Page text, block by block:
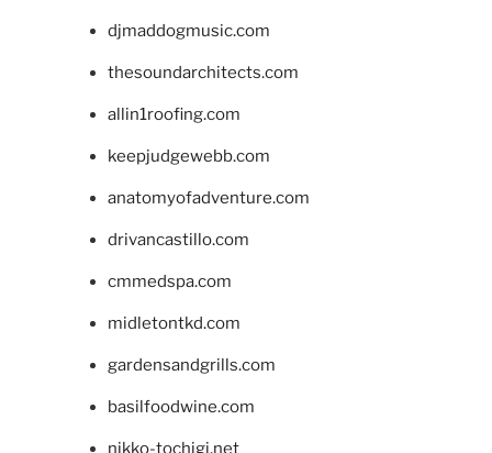
djmaddogmusic.com
thesoundarchitects.com
allin1roofing.com
keepjudgewebb.com
anatomyofadventure.com
drivancastillo.com
cmmedspa.com
midletontkd.com
gardensandgrills.com
basilfoodwine.com
nikko-tochigi.net